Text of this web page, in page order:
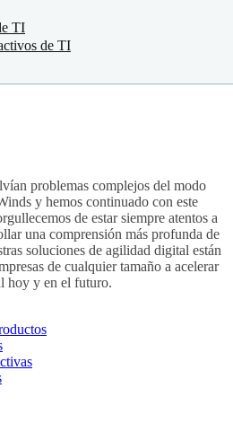
TI
de TI
problemas complejos del modo
y hemos continuado con este
de estar siempre atentos a
una comprensión más profunda de
soluciones de agilidad digital están
de cualquier tamaño a acelerar
hoy y en el futuro.